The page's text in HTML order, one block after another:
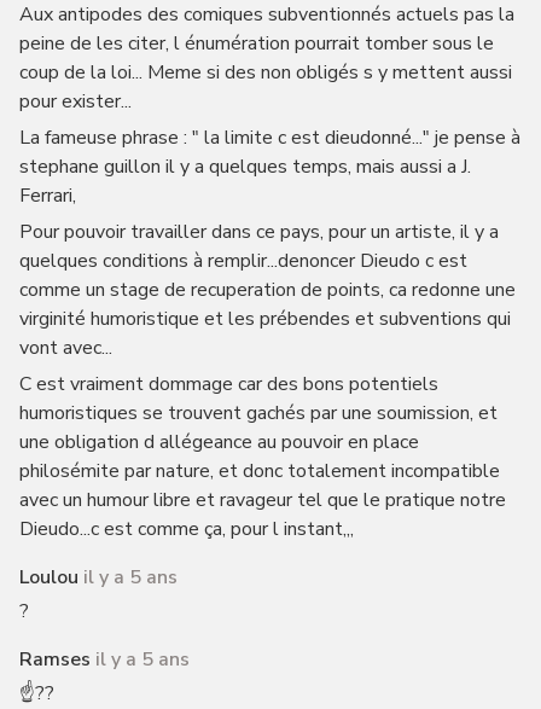
Aux antipodes des comiques subventionnés actuels pas la
peine de les citer, l énumération pourrait tomber sous le
coup de la loi... Meme si des non obligés s y mettent aussi
pour exister...
La fameuse phrase : " la limite c est dieudonné..." je pense à
stephane guillon il y a quelques temps, mais aussi a J.
Ferrari,
Pour pouvoir travailler dans ce pays, pour un artiste, il y a
quelques conditions à remplir...denoncer Dieudo c est
comme un stage de recuperation de points, ca redonne une
virginité humoristique et les prébendes et subventions qui
vont avec...
C est vraiment dommage car des bons potentiels
humoristiques se trouvent gachés par une soumission, et
une obligation d allégeance au pouvoir en place
philosémite par nature, et donc totalement incompatible
avec un humour libre et ravageur tel que le pratique notre
Dieudo...c est comme ça, pour l instant,,,
Loulou il y a 5 ans
?
Ramses il y a 5 ans
☝️??